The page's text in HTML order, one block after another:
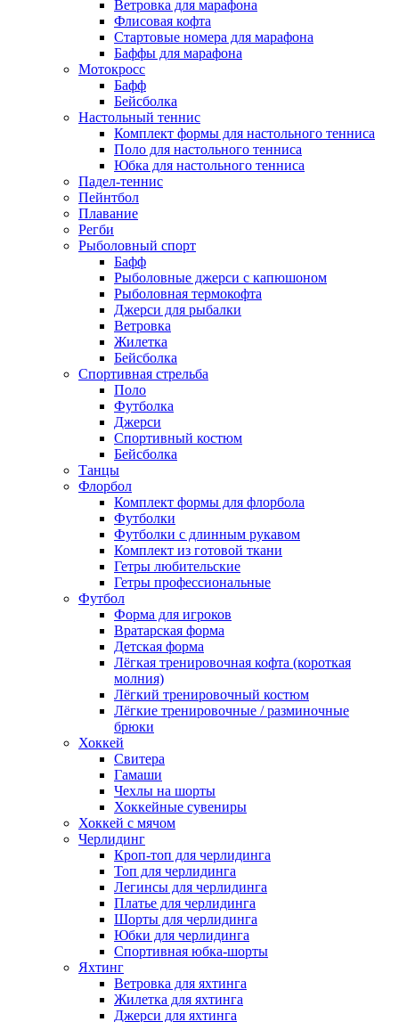
Ветровка для марафона
Флисовая кофта
Стартовые номера для марафона
Баффы для марафона
Мотокросс
Бафф
Бейсболка
Настольный теннис
Комплект формы для настольного тенниса
Поло для настольного тенниса
Юбка для настольного тенниса
Падел-теннис
Пейнтбол
Плавание
Регби
Рыболовный спорт
Бафф
Рыболовные джерси с капюшоном
Рыболовная термокофта
Джерси для рыбалки
Ветровка
Жилетка
Бейсболка
Спортивная стрельба
Поло
Футболка
Джерси
Спортивный костюм
Бейсболка
Танцы
Флорбол
Комплект формы для флорбола
Футболки
Футболки с длинным рукавом
Комплект из готовой ткани
Гетры любительские
Гетры профессиональные
Футбол
Форма для игроков
Вратарская форма
Детская форма
Лёгкая тренировочная кофта (короткая
молния)
Лёгкий тренировочный костюм
Лёгкие тренировочные / разминочные
брюки
Хоккей
Свитера
Гамаши
Чехлы на шорты
Хоккейные сувениры
Хоккей с мячом
Черлидинг
Кроп-топ для черлидинга
Топ для черлидинга
Легинсы для черлидинга
Платье для черлидинга
Шорты для черлидинга
Юбки для черлидинга
Спортивная юбка-шорты
Яхтинг
Ветровка для яхтинга
Жилетка для яхтинга
Джерси для яхтинга